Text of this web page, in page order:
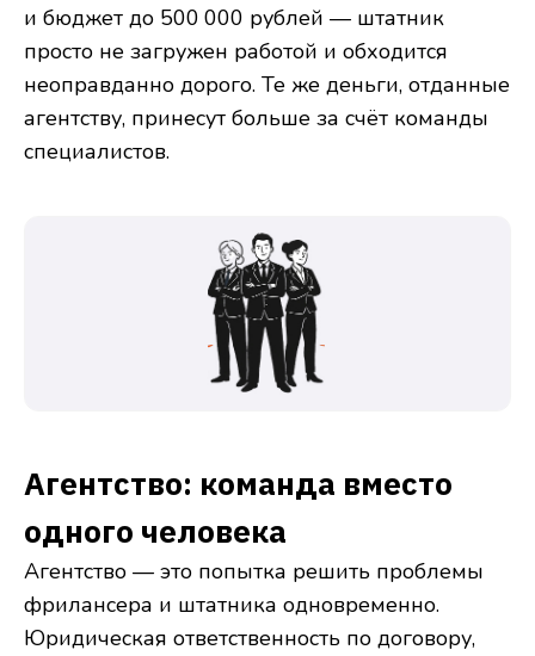
и бюджет до 500 000 рублей — штатник
просто не загружен работой и обходится
неоправданно дорого. Те же деньги, отданные
агентству, принесут больше за счёт команды
специалистов.
Агентство: команда вместо
одного человека
Агентство — это попытка решить проблемы
фрилансера и штатника одновременно.
Юридическая ответственность по договору,